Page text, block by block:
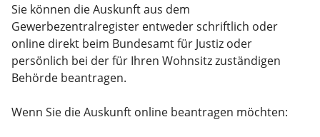
Sie können die Auskunft aus dem
Gewerbezentralregister entweder schriftlich oder
online direkt beim Bundesamt für Justiz oder
persönlich bei der für Ihren Wohnsitz zuständigen
Behörde beantragen.
Wenn Sie die Auskunft online beantragen möchten: